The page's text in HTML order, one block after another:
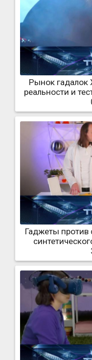
Рынок гадалок
реальности и
Гаджеты против